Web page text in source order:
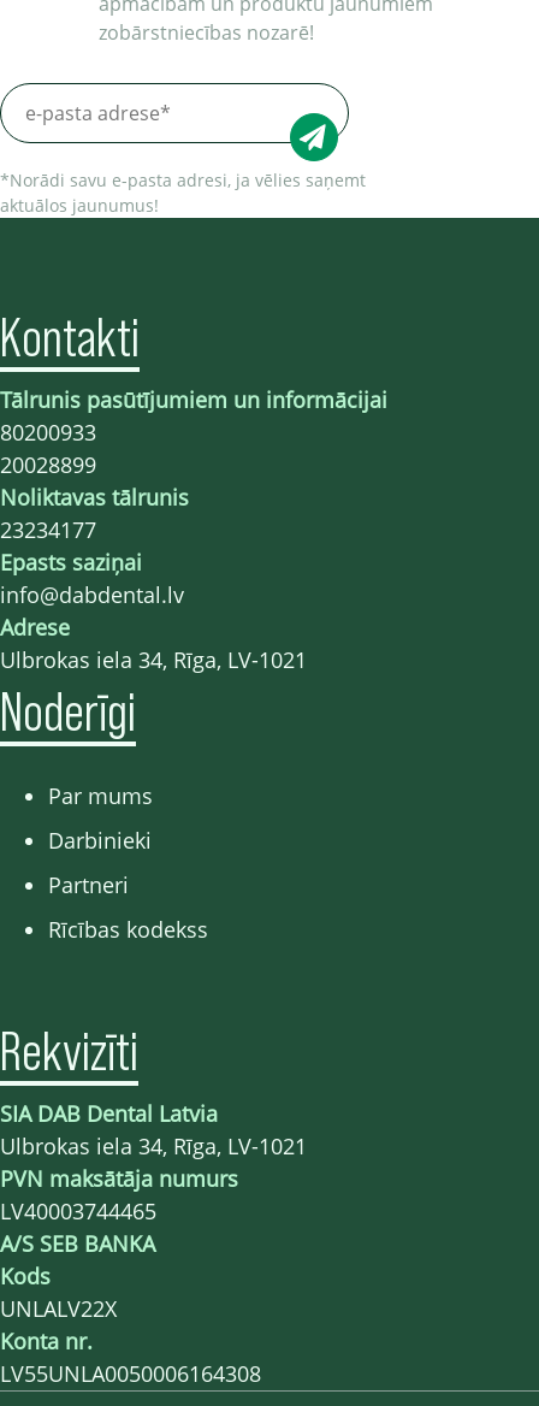
zobārstniecības nozarē!
*Norādi savu e-pasta adresi, ja vēlies saņemt
aktuālos jaunumus!
Kontakti
Tālrunis pasūtījumiem un informācijai
80200933
20028899
Noliktavas tālrunis
23234177
Epasts saziņai
info@dabdental.lv
Adrese
Ulbrokas iela 34, Rīga, LV-1021
Noderīgi
Par mums
Darbinieki
Partneri
Rīcības kodekss
Rekvizīti
SIA DAB Dental Latvia
Ulbrokas iela 34, Rīga, LV-1021
PVN maksātāja numurs
LV40003744465
A/S SEB BANKA
Kods
UNLALV22X
Konta nr.
LV55UNLA0050006164308